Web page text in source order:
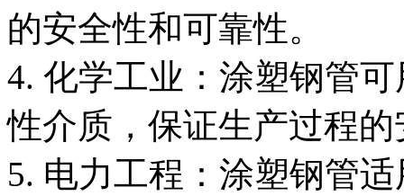
的安全性和可靠性。
4. 化学工业：涂塑钢管
性介质，保证生产过程
5. 电力工程：涂塑钢管